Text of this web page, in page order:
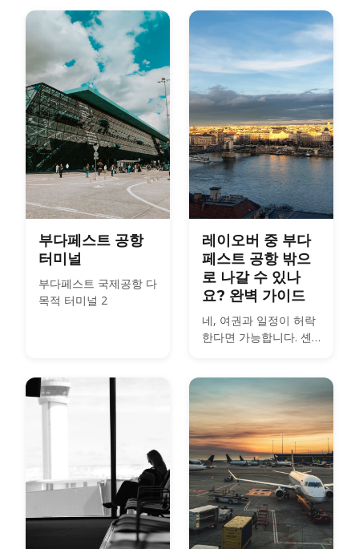
부다페스트 공항
터미널
부다페스트 국제공항 다
목적 터미널 2
레이오버 중 부다
페스트 공항 밖으
로 나갈 수 있나
요? 완벽 가이드
네, 여권과 일정이 허락
한다면 가능합니다. 셴
사이 부다페스트에서 볼
수 있는 것들을 안내합
니다.